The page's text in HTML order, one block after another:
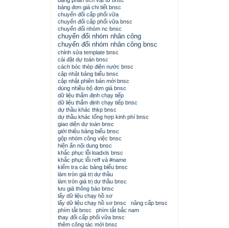
bảng đơn giá chi tiết bnsc
chuyển đổi cấp phối vữa
chuyển đổi cấp phối vữa bnsc
chuyển đổi nhóm nc bnsc
chuyển đổi nhóm nhân công
chuyển đổi nhóm nhân công bnsc
chỉnh sửa template bnsc
cài đặt dự toán bnsc
cách bóc thép điện nước bnsc
cập nhật bảng biểu bnsc
cập nhật phiên bản mới bnsc
dùng nhiều bộ đơn giá bnsc
dữ liệu thẩm định chạy tiếp
dữ liệu thẩm định chạy tiếp bnsc
dự thầu khác thkp bnsc
dự thầu khác tổng hợp kinh phí bnsc
giao diện dự toán bnsc
giới thiệu bảng biểu bnsc
gộp nhóm công việc bnsc
hiện ẩn nội dung bnsc
khắc phục lỗi loadxls bnsc
khắc phục lỗi reff và #name
kiểm tra các bảng biểu bnsc
làm tròn giá trị dự thầu
làm tròn giá trị dự thầu bnsc
lưu giá thông báo bnsc
lấy dữ liệu chạy hồ sơ
lấy dữ liệu chạy hồ sơ bnsc
nâng cấp bnsc
phím tắt bnsc
phím tắt bắc nam
thay đổi cấp phối vữa bnsc
thêm công tác mới bnsc